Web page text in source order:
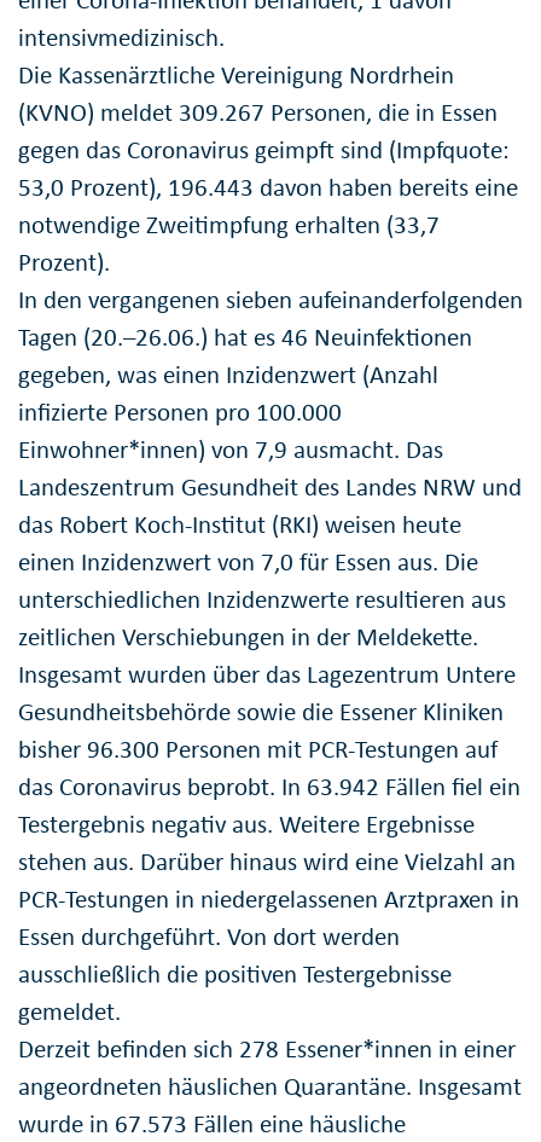
intensivmedizinisch.
Die Kassenärztliche Vereinigung Nordrhein
(KVNO) meldet 309.267 Personen, die in Essen
gegen das Coronavirus geimpft sind (Impfquote:
53,0 Prozent), 196.443 davon haben bereits eine
notwendige Zweitimpfung erhalten (33,7
Prozent).
In den vergangenen sieben aufeinanderfolgenden
Tagen (20.–26.06.) hat es 46 Neuinfektionen
gegeben, was einen Inzidenzwert (Anzahl
infizierte Personen pro 100.000
Einwohner*innen) von 7,9 ausmacht. Das
Landeszentrum Gesundheit des Landes NRW und
das Robert Koch-Institut (RKI) weisen heute
einen Inzidenzwert von 7,0 für Essen aus. Die
unterschiedlichen Inzidenzwerte resultieren aus
zeitlichen Verschiebungen in der Meldekette.
Insgesamt wurden über das Lagezentrum Untere
Gesundheitsbehörde sowie die Essener Kliniken
bisher 96.300 Personen mit PCR-Testungen auf
das Coronavirus beprobt. In 63.942 Fällen fiel ein
Testergebnis negativ aus. Weitere Ergebnisse
stehen aus. Darüber hinaus wird eine Vielzahl an
PCR-Testungen in niedergelassenen Arztpraxen in
Essen durchgeführt. Von dort werden
ausschließlich die positiven Testergebnisse
gemeldet.
Derzeit befinden sich 278 Essener*innen in einer
angeordneten häuslichen Quarantäne. Insgesamt
wurde in 67.573 Fällen eine häusliche